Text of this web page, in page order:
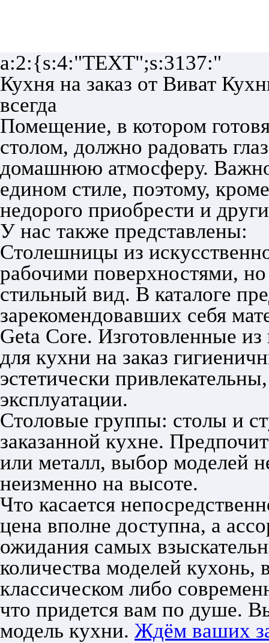
a:2:{s:4:"TEXT";s:3137:"
Кухня на заказ от Виват
всегда
Помещение, в котором
столом, должно радовать
домашнюю атмосферу.
едином стиле, поэтому,
недорого приобрести и
У нас также представлены:
Столешницы из
рабочими поверхностями,
стильный вид. В каталоге
зарекомендовавших себя
Geta Core. Изготовленные
для кухни на заказ
эстетически
эксплуатации.
Столовые группы: столы и
заказанной кухне.
или металл, выбор моделей
неизменно на высоте.
Что касается
цена вполне доступна, а
ожидания самых
количества моделей кухонь,
классическом либо
что придется вам по душе.
модель кухни. Ждём ваших